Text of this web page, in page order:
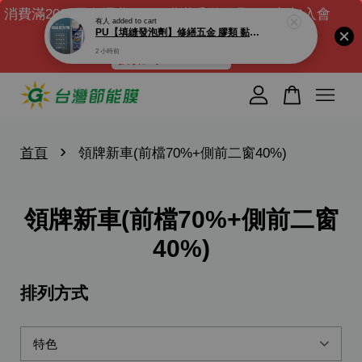
消費滿2000元免運費｜DIY膜滿千送工具組｜新加入會
員送$100元購物金 ( 滿千可現折)
折扣碼 : NEW100
首頁 › 領牌新車(前檔70%+側前二窗40%)
領牌新車(前檔70%+側前二窗
40%)
排列方式
您的購物車目前還是空的。
有人 added to cart
PU【填縫發泡劑】修繕五金 膠類 黏著劑 接著劑 填縫劑 PU發泡劑 發泡填縫劑 隔音泡棉 防漏
2 小時前